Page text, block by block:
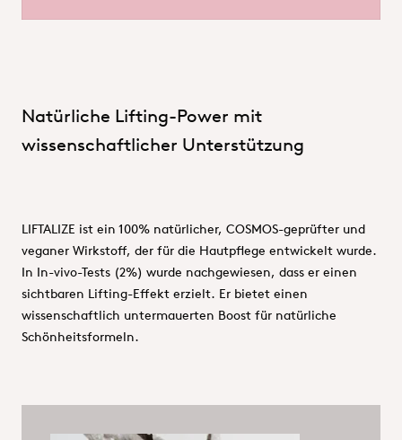
Natürliche Lifting-Power mit
wissenschaftlicher Unterstützung
LIFTALIZE ist ein 100% natürlicher, COSMOS-geprüfter und
veganer Wirkstoff, der für die Hautpflege entwickelt wurde.
In In-vivo-Tests (2%) wurde nachgewiesen, dass er einen
sichtbaren Lifting-Effekt erzielt. Er bietet einen
wissenschaftlich untermauerten Boost für natürliche
Schönheitsformeln.